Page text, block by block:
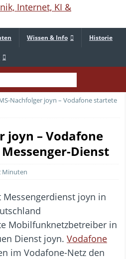
Wissen & Info Historie
Nachfolger joyn – Vodafone startete
joyn – Vodafone
Dienst
Minuten
Mobilfunknetzbetreiber in
Dienst joyn. Vodafone
im Vodafone-Netz den